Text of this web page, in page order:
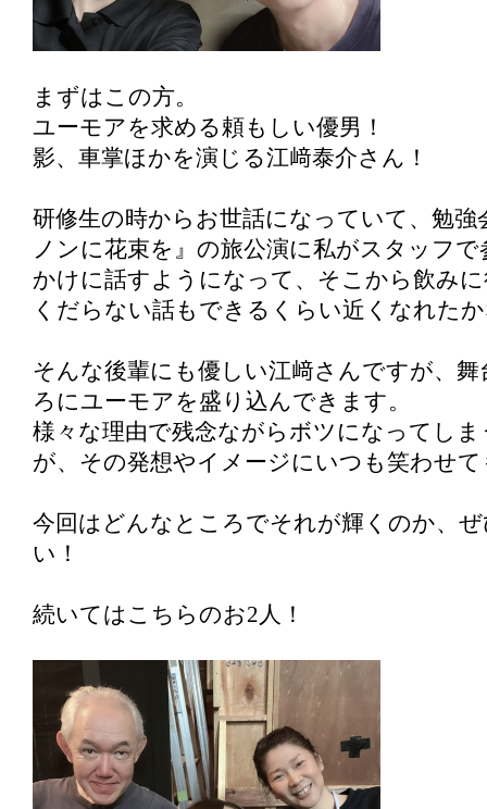
まずはこの方。
ユーモアを求める頼もしい優男！
影、車掌ほかを演じる江﨑泰介さん！
研修生の時からお世話になっていて、勉強
ノンに花束を』の旅公演に私がスタッフ
かけに話すようになって、そこから飲み
くだらない話もできるくらい近くなれた
そんな後輩にも優しい江﨑さんですが、
ろにユーモアを盛り込んできます。
様々な理由で残念ながらボツになってし
が、その発想やイメージにいつも笑わせ
今回はどんなところでそれが輝くのか、
い！
続いてはこちらのお2人！